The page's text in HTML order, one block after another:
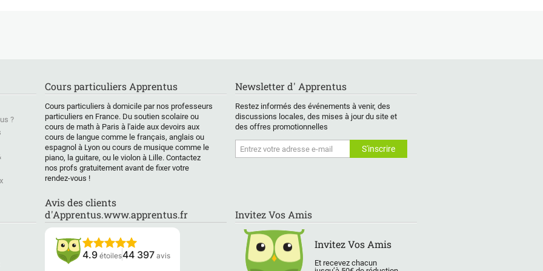
aide!
vous
J'ai obtenu un bac
bien et ai récemment
validé un DUT Génie
biologique en Agro-
Alimentaire. Bien
qu'ayant suivi un
parcours
majoritairement
débrouille en français
(que ce soit rédaction,
orthographe,
grammaire,
conjugaison,.. il faut
dire que 8 ans de latin
c'est pas toujours
?
Cours particuliers Apprentus
Cours particuliers à domicile par nos professeurs
particuliers en France. Du soutien scolaire ou
cours de math à Paris à l'aide aux devoirs aux
cours de langue comme le français, anglais ou
espagnol à Lyon ou cours de musique comme le
piano, la guitare, ou le violon à Lille. Contactez
nos profs gratuitement avant de fixer votre
rendez-vous !
Newsletter d' Apprentus
Restez informés des événements à venir, des
discussions locales, des mises à jour du site et
des offres promotionnelles
Avis des clients
d'Apprentus.www.apprentus.fr
4.9 étoiles44 397 avis
Invitez Vos Amis
Invitez Vos Amis
Et recevez chacun